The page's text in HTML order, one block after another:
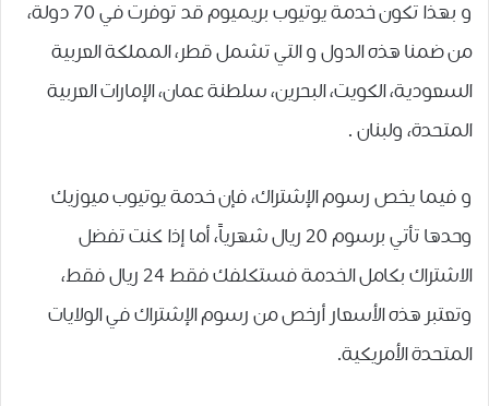
و بهذا تكون خدمة يوتيوب بريميوم قد توفرت في 70 دولة،
من ضمنا هذه الدول و التي تشمل ﻗﻄﺮ، ﺍﻟﻤﻤﻠﻜﺔ ﺍﻟﻌﺮﺑﻴﺔ
ﺍﻟﺴﻌﻮﺩﻳﺔ، ﺍﻟﻜﻮﻳﺖ، ﺍﻟﺒﺤﺮﻳﻦ، ﺳﻠﻄﻨﺔ ﻋﻤﺎﻥ، ﺍﻹﻣﺎﺭﺍﺕ ﺍﻟﻌﺮﺑﻴﺔ
ﺍﻟﻤﺘﺤﺪﺓ، ﻭﻟﺒﻨﺎﻥ .
و فيما يخص رسوم الإشتراك، ﻓﺈﻥ ﺧﺪﻣﺔ ﻳﻮﺗﻴﻮﺏ ﻣﻴﻮﺯﻳﻚ
وحدها ﺗﺄﺗﻲ ﺑﺮﺳﻮﻡ 20 ﺭﻳﺎﻝ ﺷﻬﺮﻳﺎً، أما إذا كنت تفضل
الاشتراك بكامل الخدمة فستكلفك فقط 24 ﺭﻳﺎﻝ فقط،
وتعتبر هذه الأﺳﻌﺎﺭ أرخص من رسوم الإشتراك في الولايات
المتحدة الأمريكية.